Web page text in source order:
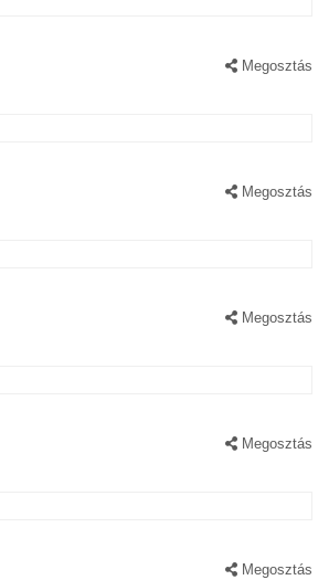
Megosztás
Megosztás
Megosztás
Megosztás
Megosztás